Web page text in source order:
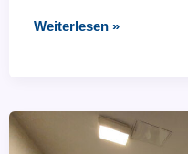
Vereinsvorstand
Weiterlesen »